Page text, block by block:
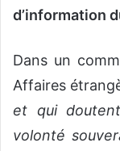
d’information
Dans un
Affaires
et qui
volonté